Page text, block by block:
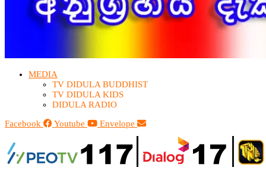
MEDIA
TV DIDULA BUDDHIST​
TV DIDULA KIDS
DIDULA RADIO
Facebook
Youtube Envelope